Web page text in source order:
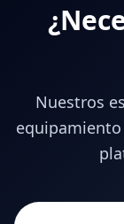
Nuestros